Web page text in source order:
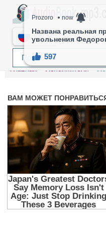
RU
Главная Исполнители